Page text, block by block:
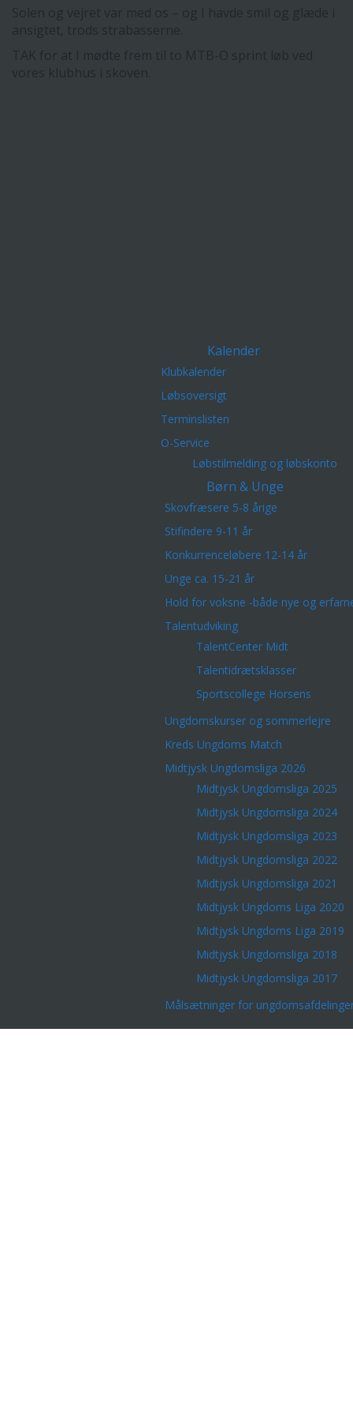
Kalender
Klubkalender
Løbsoversigt
Terminslisten
O-Service
Løbstilmelding og løbskonto
Børn & Unge
Skovfræsere 5-8 årige
Stifindere 9-11 år
Konkurrenceløbere 12-14 år
Unge ca. 15-21 år
Hold for voksne -både nye og
Talentudviking
TalentCenter Midt
Talentidrætsklasser
Sportscollege Horsens
Ungdomskurser og sommerlejre
Kreds Ungdoms Match
Midtjysk Ungdomsliga 2026
Midtjysk Ungdomsliga 2025
Midtjysk Ungdomsliga 2024
Midtjysk Ungdomsliga 2023
Midtjysk Ungdomsliga 2022
Midtjysk Ungdomsliga 2021
Midtjysk Ungdoms Liga 2020
Midtjysk Ungdoms Liga 2019
Midtjysk Ungdomsliga 2018
Midtjysk Ungdomsliga 2017
Målsætninger for